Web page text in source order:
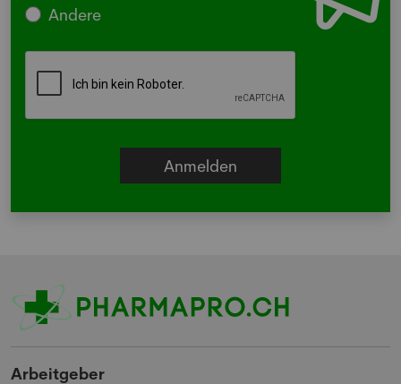
Andere
Arbeitgeber